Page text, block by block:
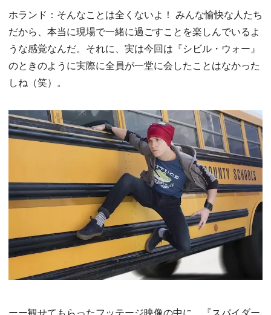
ホランド：そんなことは全くないよ！ みんな愉快な人たち
だから、本当に現場で一緒に過ごすことを楽しんでいるよ
うな感覚なんだ。それに、実は今回は『シビル・ウォー』
のときのように実際に全員が一堂に会したことはなかった
しね（笑）。